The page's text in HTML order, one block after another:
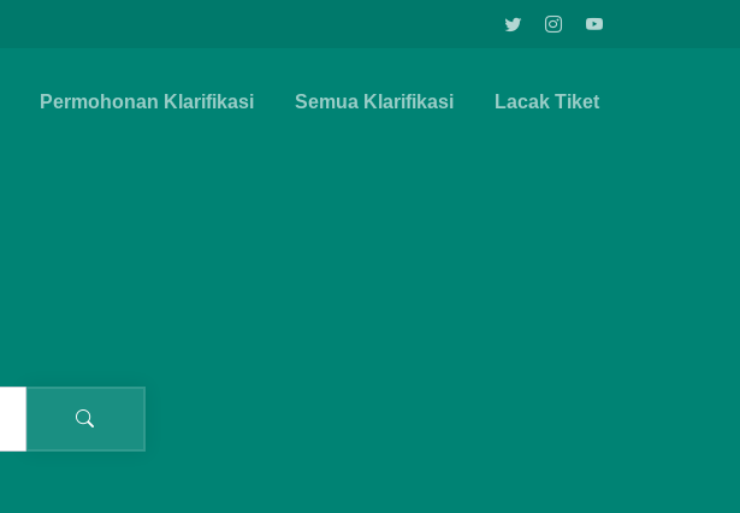
Permohonan Klarifikasi Semua Klarifikasi Lacak Tiket